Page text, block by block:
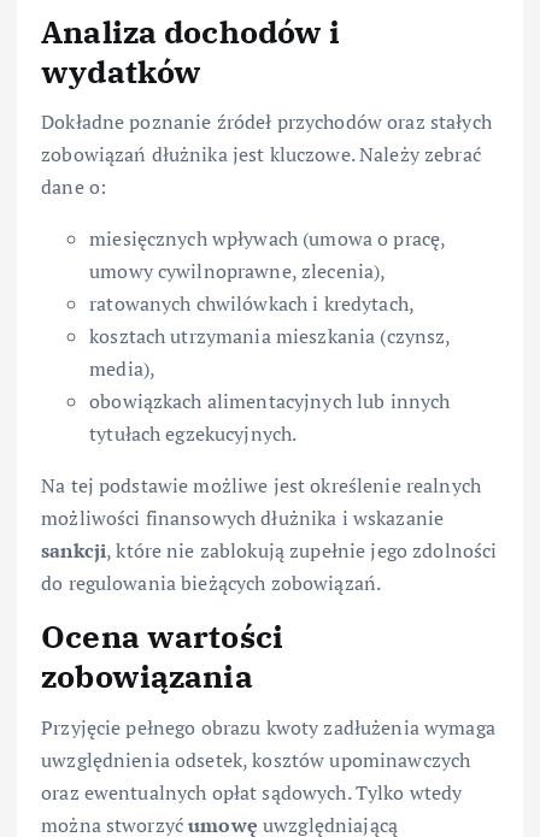
Analiza dochodów i
wydatków
Dokładne poznanie źródeł przychodów oraz stałych
zobowiązań dłużnika jest kluczowe. Należy zebrać
dane o:
miesięcznych wpływach (umowa o pracę,
umowy cywilnoprawne, zlecenia),
ratowanych chwilówkach i kredytach,
kosztach utrzymania mieszkania (czynsz,
media),
obowiązkach alimentacyjnych lub innych
tytułach egzekucyjnych.
Na tej podstawie możliwe jest określenie realnych
możliwości finansowych dłużnika i wskazanie
sankcji, które nie zablokują zupełnie jego zdolności
do regulowania bieżących zobowiązań.
Ocena wartości
zobowiązania
Przyjęcie pełnego obrazu kwoty zadłużenia wymaga
uwzględnienia odsetek, kosztów upominawczych
oraz ewentualnych opłat sądowych. Tylko wtedy
można stworzyćumowę uwzględniającą